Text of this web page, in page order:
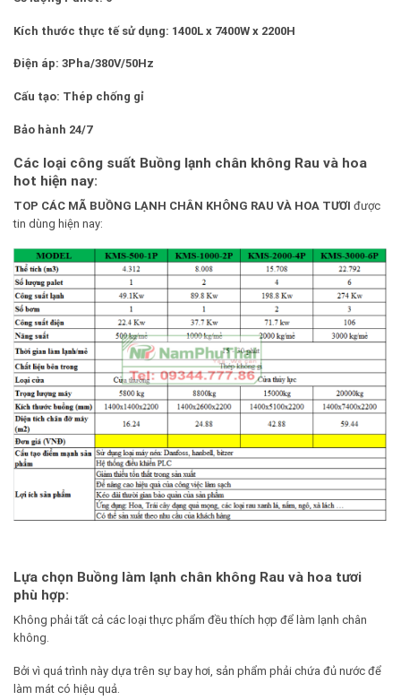
Kích thước thực tế sử dụng: 1400L x 7400W x 2200H
Điện áp: 3Pha/380V/50Hz
Cấu tạo: Thép chống gỉ
Bảo hành 24/7
Các loại công suất Buồng lạnh chân không Rau và hoa
hot hiện nay:
TOP CÁC MÃ BUỒNG LẠNH CHÂN KHÔNG RAU VÀ HOA TƯƠI được
tin dùng hiện nay:
Lựa chọn Buồng làm lạnh chân không Rau và hoa tươi
phù hợp:
Không phải tất cả các loại thực phẩm đều thích hợp để làm lạnh chân
không.
Bởi vì quá trình này dựa trên sự bay hơi, sản phẩm phải chứa đủ nước để
làm mát có hiệu quả.